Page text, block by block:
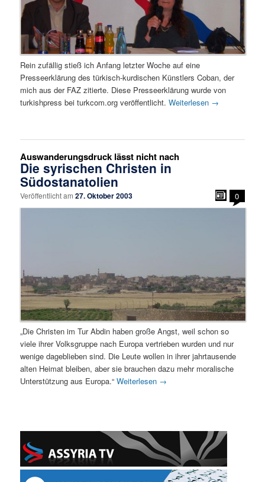
Rein zufällig stieß ich Anfang letzter Woche auf eine
Presseerklärung des türkisch-kurdischen Künstlers Coban, der
mich aus der FAZ zitierte. Diese Presseerklärung wurde von
turkishpress bei turkcom.org veröffentlicht.Weiterlesen →
Auswanderungsdruck lässt nicht nach
Die syrischen Christen in
Südostanatolien
Veröffentlicht am27. Oktober 2003 0
„Die Christen im Tur Abdin haben große Angst, weil schon so
viele ihrer Volksgruppe nach Europa vertrieben wurden und nur
wenige dageblieben sind. Die Leute wollen in ihrer jahrtausende
alten Heimat bleiben, aber sie brauchen dazu mehr moralische
Unterstützung aus Europa.“Weiterlesen →